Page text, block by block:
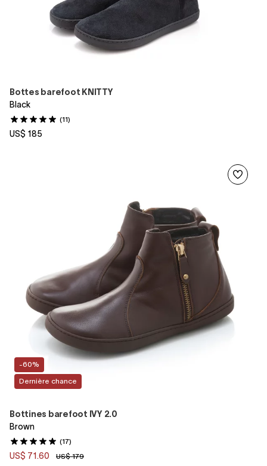
Bottes barefoot KNITTY
Black
(11)
US$ 185
-60%
Dernière chance
Bottines barefoot IVY 2.0
Brown
(17)
US$ 71.60 US$ 179